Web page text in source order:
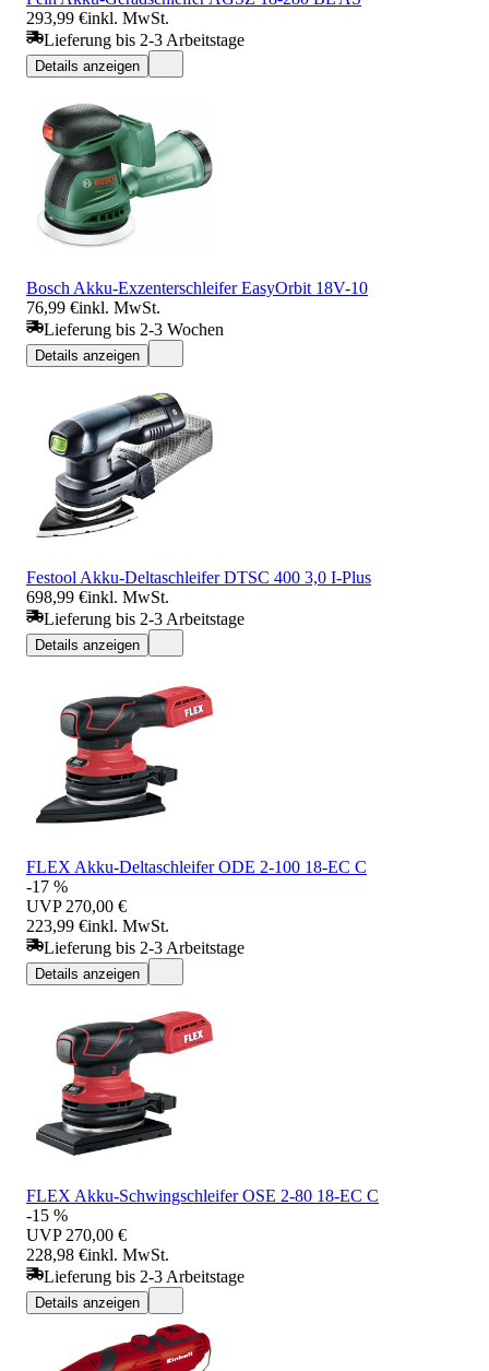
293,99 €inkl. MwSt.
Lieferung bis 2-3 Arbeitstage
Details anzeigen
Bosch Akku-Exzenterschleifer EasyOrbit 18V-10
76,99 €inkl. MwSt.
Lieferung bis 2-3 Wochen
Details anzeigen
Festool Akku-Deltaschleifer DTSC 400 3,0 I-Plus
698,99 €inkl. MwSt.
Lieferung bis 2-3 Arbeitstage
Details anzeigen
FLEX Akku-Deltaschleifer ODE 2-100 18-EC C
-17 %
UVP 270,00 €
223,99 €inkl. MwSt.
Lieferung bis 2-3 Arbeitstage
Details anzeigen
FLEX Akku-Schwingschleifer OSE 2-80 18-EC C
-15 %
UVP 270,00 €
228,98 €inkl. MwSt.
Lieferung bis 2-3 Arbeitstage
Details anzeigen